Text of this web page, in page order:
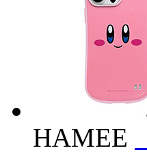
HAMEE